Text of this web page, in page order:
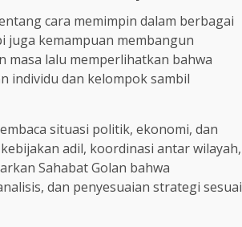
cara memimpin dalam berbagai
juga kemampuan membangun
masa lalu memperlihatkan bahwa
individu dan kelompok sambil
situasi politik, ekonomi, dan
adil, koordinasi antar wilayah,
Sahabat Golan bahwa
dan penyesuaian strategi sesuai